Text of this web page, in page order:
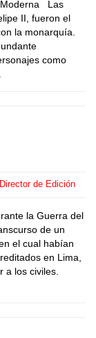
Moderna Las
II, fueron el
la monarquía.
como
Director de Edición
la Guerra del
de un
el cual habían
en Lima,
a los civiles.